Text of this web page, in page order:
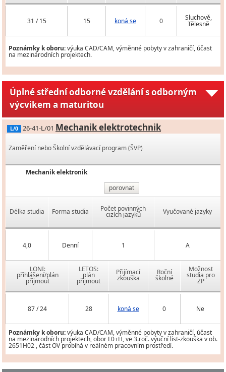
31 / 15 15 koná se 0 Sluchově,
Tělesně
Poznámky k oboru:výuka CAD/CAM, výměnné pobyty v zahraničí, účast
na mezinárodních projektech.
Úplné střední odborné vzdělání s odborným
výcvikem a maturitou
L/0 26-41-L/01 Mechanik elektrotechnik
Zaměření nebo Školní vzdělávací program (ŠVP)
Mechanik elektronik
porovnat
Délka studia Forma studia Počet povinných
cizích jazyků Vyučované jazyky
4,0 Denní 1 A
LONI:
přihlášení/plán
přijmout
LETOS:
plán
přijmout
Přijímací
zkouška
Roční
školné
Možnost
studia pro
ZP
87 / 24 28 koná se 0 Ne
Poznámky k oboru:výuka CAD/CAM, výměnné pobyty v zahraničí, účast
na mezinárodních projektech, obor L0+H, ve 3.roč. výuční list-zkouška v ob.
2651H02 , část OV probíhá v reálném pracovním prostředí.